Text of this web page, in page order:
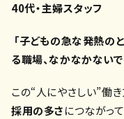
40代・主婦スタッフ
「子どもの急な発熱の
る職場、なかなかない
この“人にやさしい”働
採用の多さにつながっ